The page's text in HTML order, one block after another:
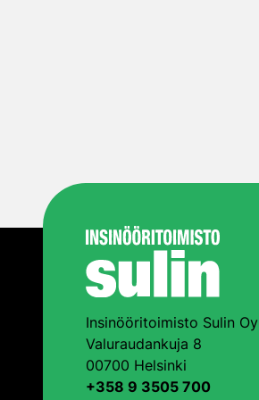
Insinööritoimisto Sulin Oy
Valuraudankuja 8
00700 Helsinki
+358 9 3505 700